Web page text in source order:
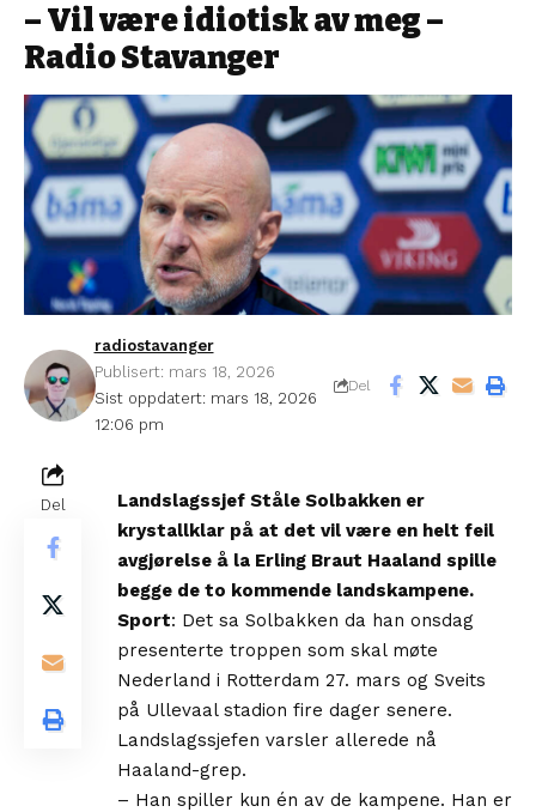
– Vil være idiotisk av meg –
Radio Stavanger
Sist oppdatert: mars 18, 2026
12:06 pm
radiostavanger
Publisert: mars 18, 2026
Del
Del
Landslagssjef Ståle Solbakken er
krystallklar på at det vil være en helt feil
avgjørelse å la Erling Braut Haaland spille
begge de to kommende landskampene.
Sport: Det sa Solbakken da han onsdag
presenterte troppen som skal møte
Nederland i Rotterdam 27. mars og Sveits
på Ullevaal stadion fire dager senere.
Landslagssjefen varsler allerede nå
Haaland-grep.
– Han spiller kun én av de kampene. Han er